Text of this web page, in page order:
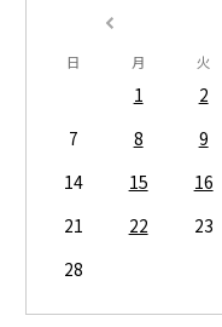
日 月 火
1 2
7
8 9
14
15 16
21
22 23
28